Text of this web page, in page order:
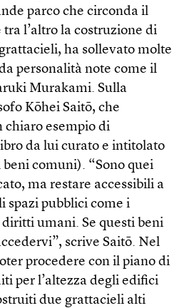
parco che circonda il
l’altro la costruzione di
ha sollevato molte
personalità note come il
Murakami. Sulla
Kōhei Saitō, che
chiaro esempio di
da lui curato e intitolato
comuni). “Sono quei
ma restare accessibili a
spazi pubblici come i
umani. Se questi beni
scrive Saitō. Nel
procedere con il piano di
per l’altezza degli edifici
due grattacieli alti